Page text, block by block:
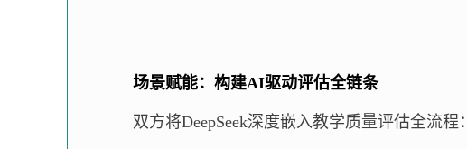
场景赋能：构建AI驱动评估全链条
双方将DeepSeek深度嵌入教学质量评估全流程：